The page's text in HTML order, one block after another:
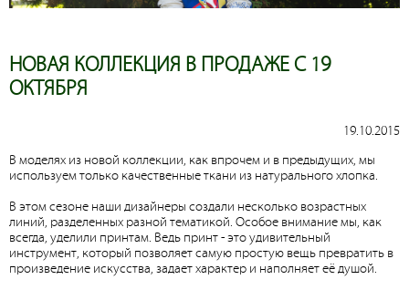
НОВАЯ КОЛЛЕКЦИЯ В ПРОДАЖЕ С 19
ОКТЯБРЯ
19.10.2015
В моделях из новой коллекции, как впрочем и в предыдущих, мы
используем только качественные ткани из натурального хлопка.
В этом сезоне наши дизайнеры создали несколько возрастных
линий, разделенных разной тематикой. Особое внимание мы, как
всегда, уделили принтам. Ведь принт - это удивительный
инструмент, который позволяет самую простую вещь превратить в
произведение искусства, задает характер и наполняет её душой.